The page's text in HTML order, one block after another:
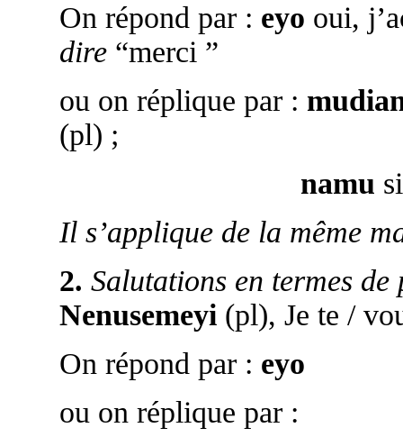
On répond par : eyo oui,
dire“merci ”
ou on réplique par :
(pl) ;
namu
Il s’applique de la même
2. Salutations en termes de
Nenusemeyi(pl), Je te /
On répond par : eyo
ou on réplique par :